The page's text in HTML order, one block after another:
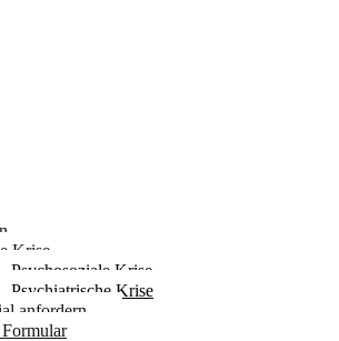
Krise
Psychosoziale Krise
Psychiatrische Krise
anfordern